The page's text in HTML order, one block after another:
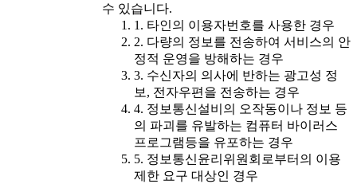
수 있습니다.
1. 타인의 이용자번호를 사용한 경우
2. 다량의 정보를 전송하여 서비스의 안
정적 운영을 방해하는 경우
3. 수신자의 의사에 반하는 광고성 정
보, 전자우편을 전송하는 경우
4. 정보통신설비의 오작동이나 정보 등
의 파괴를 유발하는 컴퓨터 바이러스
프로그램등을 유포하는 경우
5. 정보통신윤리위원회로부터의 이용
제한 요구 대상인 경우